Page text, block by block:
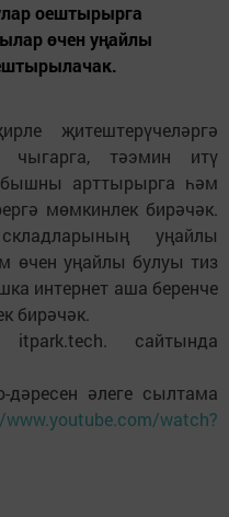
оештырырга
өчен уңайлы
җитештерүчеләргә
чыгарга, тәэмин итү
арттырырга һәм
мөмкинлек бирәчәк.
уңайлы
өчен уңайлы булуы тиз
интернет аша беренче
бирәчәк.
сайтында
әлеге сылтама
watch?